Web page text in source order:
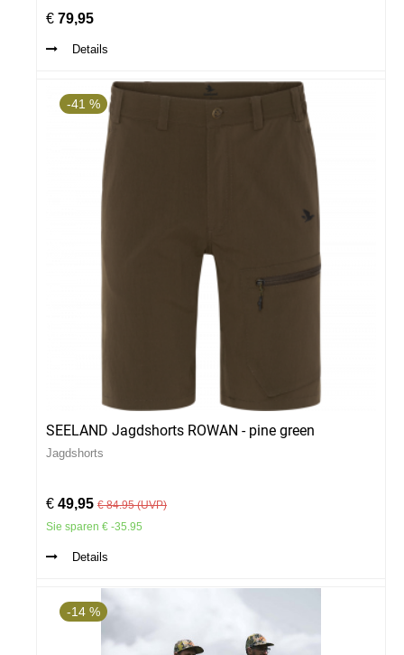
€ 79,95
Details
-41 %
SEELAND Jagdshorts ROWAN - pine green
Jagdshorts
€ 49,95 € 84.95 (UVP)
Sie sparen € -35.95
Details
-14 %